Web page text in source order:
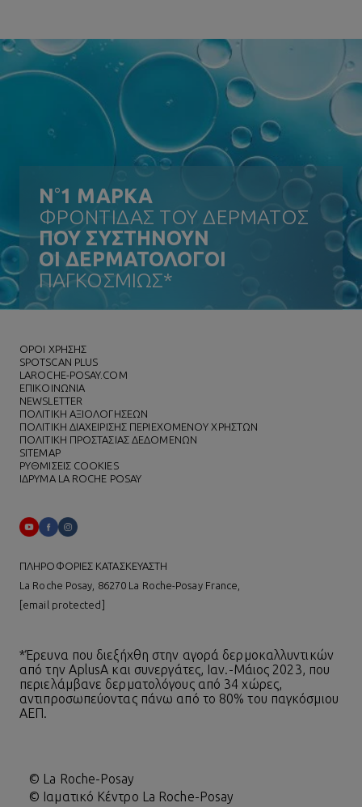
N°1 ΜΑΡΚΑ
ΦΡΟΝΤΙΔΑΣ ΤΟΥ ΔΕΡΜΑΤΟΣ
ΠΟΥ ΣΥΣΤΗΝΟΥΝ
ΟΙ ΔΕΡΜΑΤΟΛΟΓΟΙ
ΠΑΓΚΟΣΜΙΩΣ*
ΌΡΟΙ ΧΡΗΣΗΣ
SPOTSCAN PLUS
LAROCHE-POSAY.COM
ΕΠΙΚΟΙΝΩΝΙΑ
NEWSLETTER
ΠΟΛΙΤΙΚΗ ΑΞΙΟΛΟΓΗΣΕΩΝ
ΠΟΛΙΤΙΚΗ ΔΙΑΧΕΙΡΙΣΗΣ ΠΕΡΙΕΧΟΜΕΝΟΥ ΧΡΗΣΤΩΝ
ΠΟΛΙΤΙΚΗ ΠΡΟΣΤΑΣΙΑΣ ΔΕΔΟΜΕΝΩΝ
SITEMAP
ΡΥΘΜΙΣΕΙΣ COOKIES
ΙΔΡΥΜΑ LA ROCHE POSAY
ΠΛΗΡΟΦΟΡΙΕΣ ΚΑΤΑΣΚΕΥΑΣΤΗ
La Roche Posay, 86270 La Roche-Posay France,
[email protected]
*Έρευνα που διεξήχθη στην αγορά δερμοκαλλυντικών
από την AplusA και συνεργάτες, Ιαν.-Μάιος 2023, που
περιελάμβανε δερματολόγους από 34 χώρες,
αντιπροσωπεύοντας πάνω από το 80% του παγκόσμιου
ΑΕΠ.
© La Roche-Posay
© Ιαματικό Κέντρο La Roche-Posay